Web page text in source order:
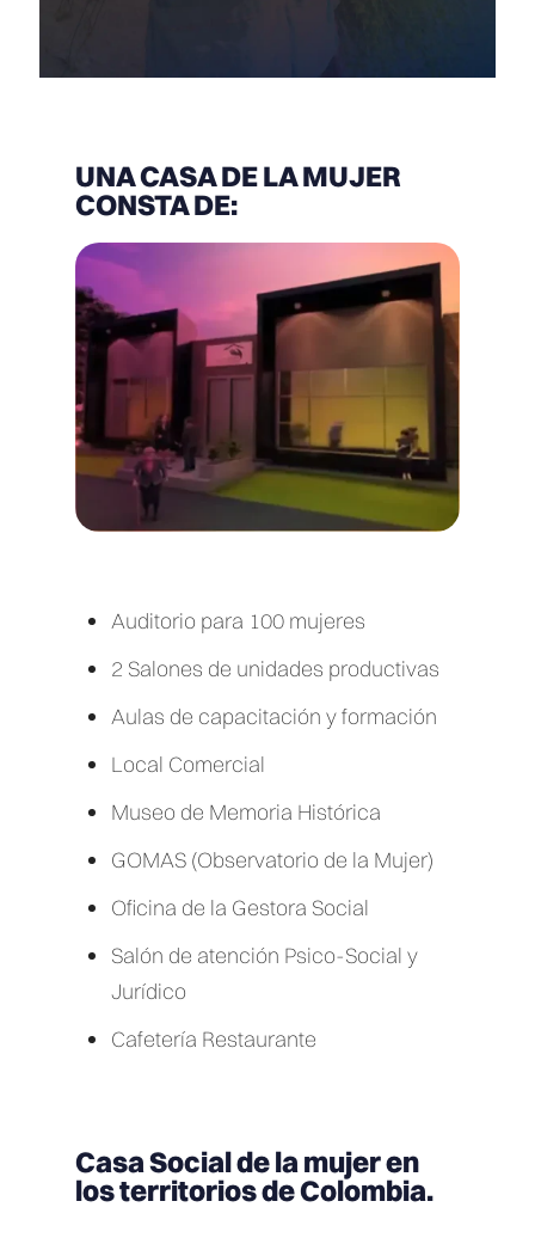
UNA CASA DE LA MUJER
CONSTA DE:
Auditorio para 100 mujeres
2 Salones de unidades productivas
Aulas de capacitación y formación
Local Comercial
Museo de Memoria Histórica
GOMAS (Observatorio de la Mujer)
Oficina de la Gestora Social
Salón de atención Psico-Social y
Jurídico
Cafetería Restaurante
Casa Social de la mujer en
los territorios de Colombia.